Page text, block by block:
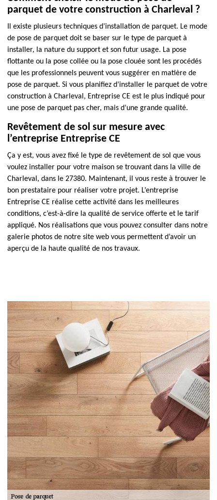
parquet de votre construction à Charleval ?
Il existe plusieurs techniques d’installation de parquet. Le mode
de pose de parquet doit se baser sur le type de parquet à
installer, la nature du support et son futur usage. La pose
flottante ou la pose collée ou la pose clouée sont les procédés
que les professionnels peuvent vous suggérer en matière de
pose de parquet. Si vous planifiez d’installer le parquet de votre
construction à Charleval, Entreprise CE est le plus indiqué pour
une pose de parquet pas cher, mais d’une grande qualité.
Revêtement de sol sur mesure avec
l’entreprise Entreprise CE
Ça y est, vous avez fixé le type de revêtement de sol que vous
voulez installer pour votre maison se trouvant dans la ville de
Charleval, dans le 27380. Maintenant, il vous reste à trouver le
bon prestataire pour réaliser votre projet. L’entreprise
Entreprise CE réalise cette activité dans les meilleures
conditions, c’est-à-dire la qualité de service offerte et le tarif
appliqué. Nos réalisations que vous pouvez consulter dans notre
galerie photos de notre site web vous permettent d’avoir un
aperçu de la haute qualité de nos travaux.